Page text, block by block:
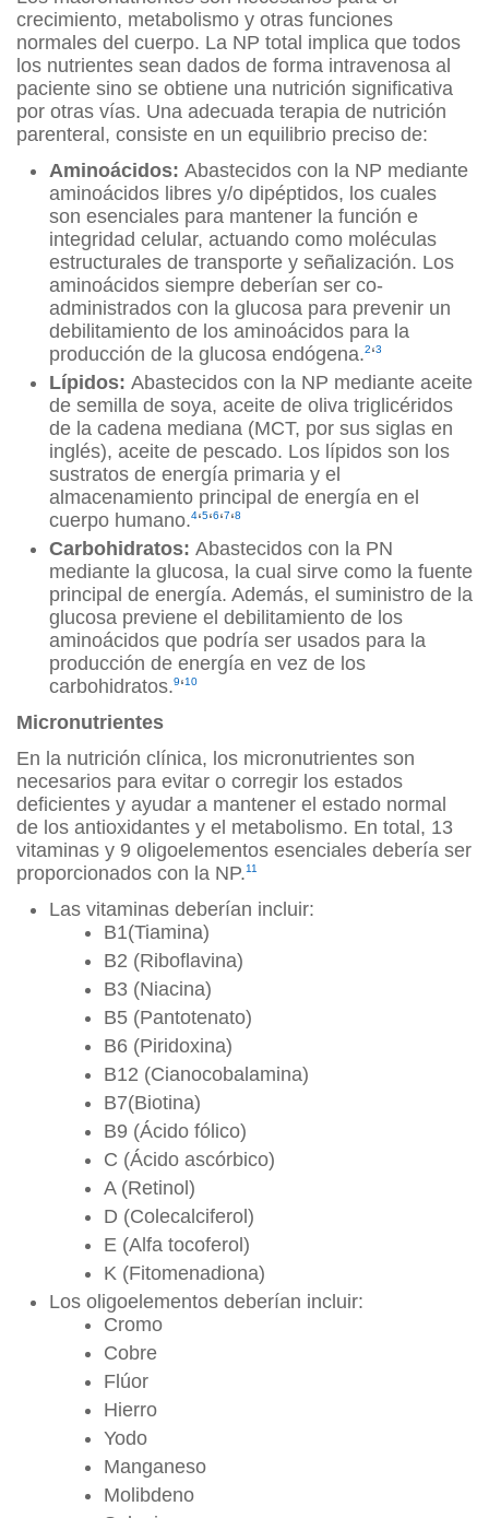
crecimiento, metabolismo y otras funciones
normales del cuerpo. La NP total implica que todos
los nutrientes sean dados de forma intravenosa al
paciente sino se obtiene una nutrición significativa
por otras vías. Una adecuada terapia de nutrición
parenteral, consiste en un equilibrio preciso de:
Aminoácidos: Abastecidos con la NP mediante
aminoácidos libres y/o dipéptidos, los cuales
son esenciales para mantener la función e
integridad celular, actuando como moléculas
estructurales de transporte y señalización. Los
aminoácidos siempre deberían ser co-
administrados con la glucosa para prevenir un
debilitamiento de los aminoácidos para la
producción de la glucosa endógena.2‘3
Lípidos: Abastecidos con la NP mediante aceite
de semilla de soya, aceite de oliva triglicéridos
de la cadena mediana (MCT, por sus siglas en
inglés), aceite de pescado. Los lípidos son los
sustratos de energía primaria y el
almacenamiento principal de energía en el
cuerpo humano.4‘5‘6‘7‘8
Carbohidratos: Abastecidos con la PN
mediante la glucosa, la cual sirve como la fuente
principal de energía. Además, el suministro de la
glucosa previene el debilitamiento de los
aminoácidos que podría ser usados para la
producción de energía en vez de los
carbohidratos.9‘10
Micronutrientes
En la nutrición clínica, los micronutrientes son
necesarios para evitar o corregir los estados
deficientes y ayudar a mantener el estado normal
de los antioxidantes y el metabolismo. En total, 13
vitaminas y 9 oligoelementos esenciales debería ser
proporcionados con la NP.11
Las vitaminas deberían incluir:
B1(Tiamina)
B2 (Riboflavina)
B3 (Niacina)
B5 (Pantotenato)
B6 (Piridoxina)
B12 (Cianocobalamina)
B7(Biotina)
B9 (Ácido fólico)
C (Ácido ascórbico)
A (Retinol)
D (Colecalciferol)
E (Alfa tocoferol)
K (Fitomenadiona)
Los oligoelementos deberían incluir:
Cromo
Cobre
Flúor
Hierro
Yodo
Manganeso
Molibdeno